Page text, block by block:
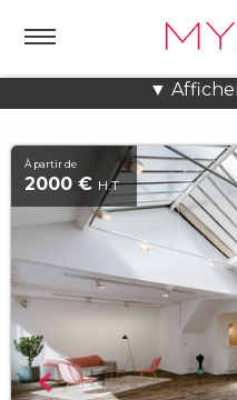
▼
Location lieux et
À partir de
2000 € H.T